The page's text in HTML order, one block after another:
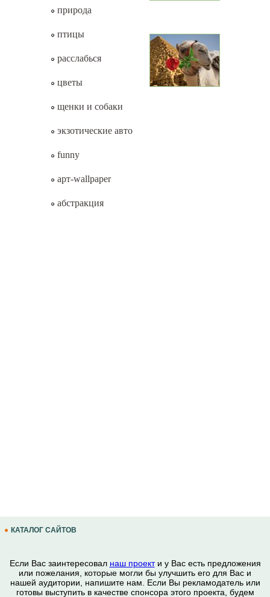
природа
птицы
расслабься
цветы
щенки и собаки
экзотические авто
funny
арт-wallpaper
абстракция
КАТАЛОГ САЙТОВ
Если Вас заинтересовал наш проекти у Вас есть предложения
или пожелания, которые могли бы улучшить его для Вас и
нашей аудитории, напишите нам. Если Вы рекламодатель или
готовы выступить в качестве спонсора этого проекта, будем